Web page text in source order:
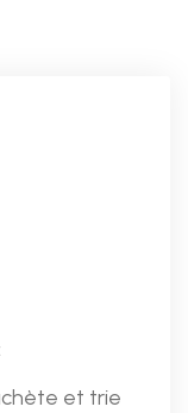
et trie